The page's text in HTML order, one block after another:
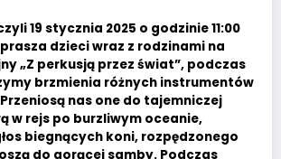
19 stycznia 2025 o godzinie 11:00
dzieci wraz z rodzinami na
„Z perkusją przez świat”, podczas
brzmienia różnych instrumentów
nas one do tajemniczej
w rejs po burzliwym oceanie,
biegnących koni, rozpędzonego
do gorącej samby. Podczas